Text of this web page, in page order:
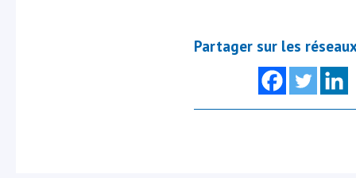
Partager sur les